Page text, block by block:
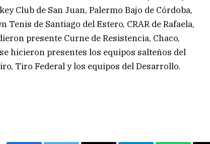
Club de San Juan, Palermo Bajo de Córdoba,
de Santiago del Estero, CRAR de Rafaela,
presente Curne de Resistencia, Chaco,
hicieron presentes los equipos salteños del
Tiro Federal y los equipos del Desarrollo.